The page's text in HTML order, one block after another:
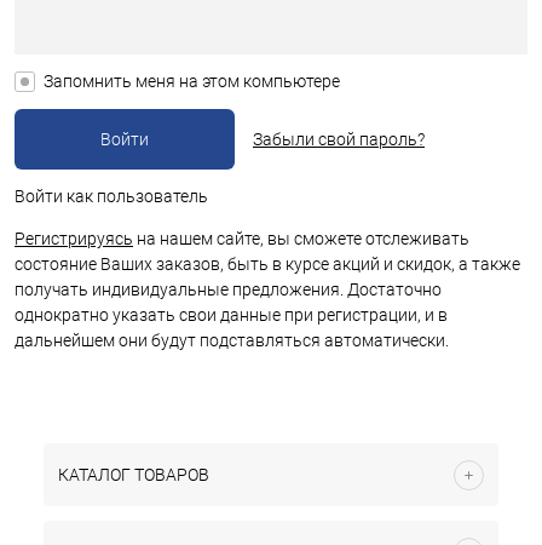
Запомнить меня на этом компьютере
Забыли свой пароль?
Войти как пользователь
Регистрируясь на нашем сайте, вы сможете отслеживать
состояние Ваших заказов, быть в курсе акций и скидок, а также
получать индивидуальные предложения. Достаточно
однократно указать свои данные при регистрации, и в
дальнейшем они будут подставляться автоматически.
КАТАЛОГ ТОВАРОВ